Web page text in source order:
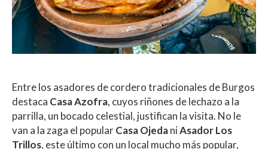
Entre los asadores de cordero tradicionales de Burgos
destaca Casa Azofra, cuyos riñones de lechazo a la
parrilla, un bocado celestial, justifican la visita. No le
van a la zaga el popularCasa OjedaniAsador Los
Trillos, este último con un local mucho más popular,